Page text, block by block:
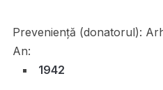
Preveniență (donatorul):
An:
1942